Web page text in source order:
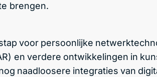
brengen.
voor persoonlijke
en verdere ontwikkelingen in
naadloosere integraties van